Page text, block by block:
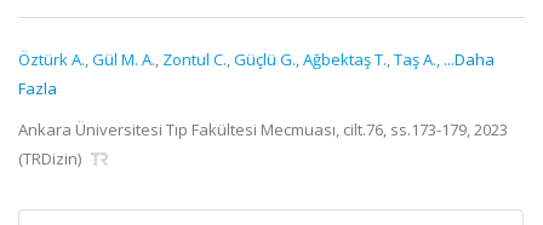
Öztürk A.,Gül M. A., Zontul C.,Güçlü G.,Ağbektaş T.,Taş A., ...Daha
Fazla
Ankara Üniversitesi Tıp Fakültesi Mecmuası, cilt.76, ss.173-179, 2023
(TRDizin)